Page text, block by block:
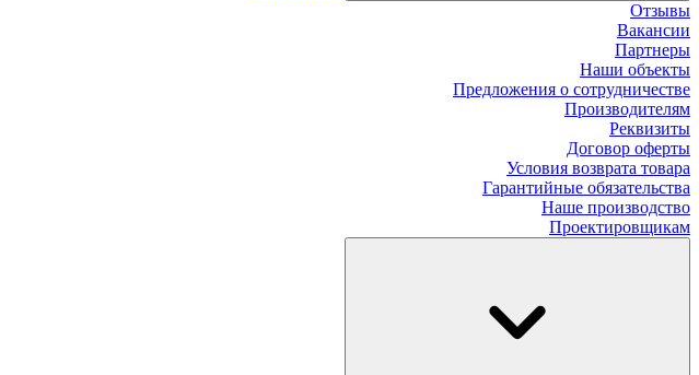
Отзывы
Вакансии
Партнеры
Наши объекты
Предложения о сотрудничестве
Производителям
Реквизиты
Договор оферты
Условия возврата товара
Гарантийные обязательства
Наше производство
Проектировщикам